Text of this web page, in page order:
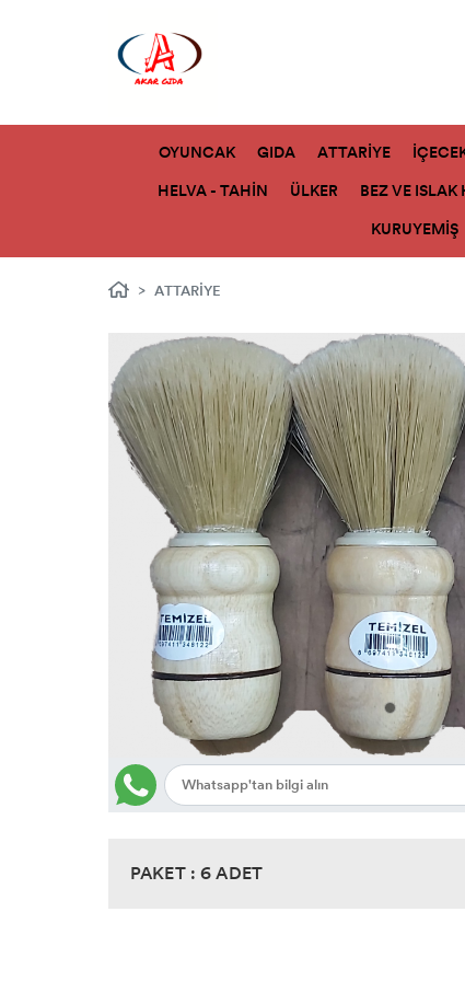
OYUNCAK GIDA ATTARİYE
HELVA - TAHİN
ÜLKER BEZ VE ISLAK
KURUYEMİŞ
ATTARİYE
PAKET : 6 ADET